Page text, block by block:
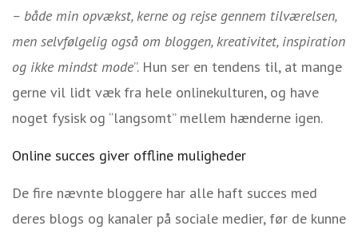
– både min opvækst, kerne og rejse gennem tilværelsen,
men selvfølgelig også om bloggen, kreativitet, inspiration
og ikke mindst mode”. Hun ser en tendens til, at mange
gerne vil lidt væk fra hele onlinekulturen, og have
noget fysisk og “langsomt” mellem hænderne igen.
Online succes giver offline muligheder
De fire nævnte bloggere har alle haft succes med
deres blogs og kanaler på sociale medier, før de kunne